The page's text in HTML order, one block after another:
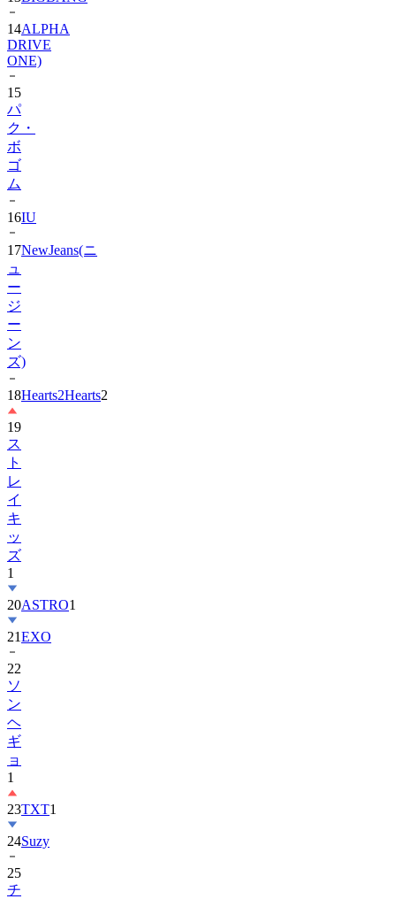
14ALPHA
DRIVE
ONE)
15
パ
ク・
ボ
ゴ
ム
16IU
17NewJeans(ニ
ュ
ー
ジ
ー
ン
ズ)
18Hearts2Hearts2
19
ス
ト
レ
イ
キ
ッ
ズ
1
20ASTRO1
21EXO
22
ソ
ン
ヘ
ギ
ョ
1
23TXT1
24Suzy
25
チ